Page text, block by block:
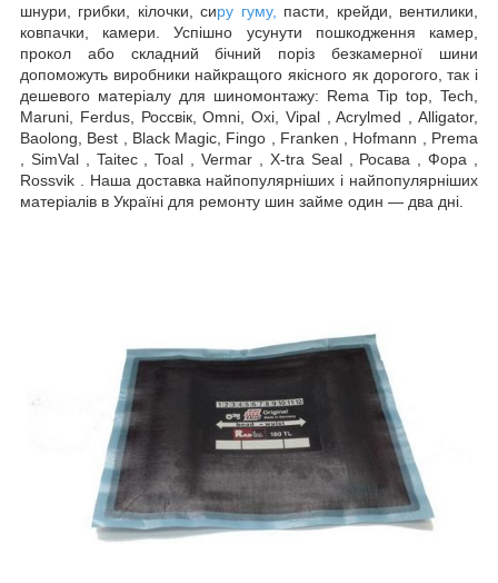
шнури, грибки, кілочки, сиру гуму, пасти, крейди, вентилики,
ковпачки, камери. Успішно усунути пошкодження камер,
прокол або складний бічний поріз безкамерної шини
допоможуть виробники найкращого якісного як дорогого, так і
дешевого матеріалу для шиномонтажу: Rema Tip top, Tech,
Maruni, Ferdus, Россвік, Omni, Oxi, Vipal , Acrylmed , Alligator,
Baolong, Best , Black Magic, Fingo , Franken , Hofmann , Prema
, SimVal , Taitec , Toal , Vermar , X-tra Seal , Росава , Фора ,
Rossvik . Наша доставка найпопулярніших і найпопулярніших
матеріалів в Україні для ремонту шин займе один — два дні.